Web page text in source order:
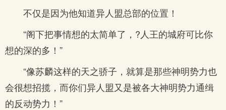
不仅是因为他知道异人盟总部的位置！
“阁下把事情想的太简单了，?人王的城府可比你
想的深的多！”
“像苏麟这样的天之骄子，就算是那些神明势力也
会很想招揽，而你们异人盟又是被各大神明势力通缉
的反动势力！”